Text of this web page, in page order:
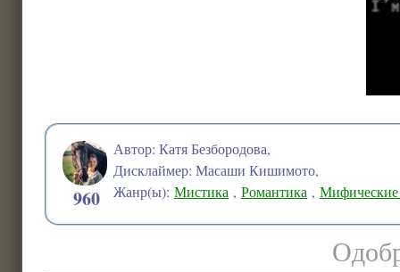
960
Автор: Катя Безбородова,
Дисклаймер: Масаши Кишимото,
Жанр(ы): Мистика , Романтика , Мифические